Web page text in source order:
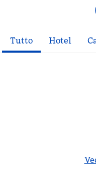
Tutto Hotel